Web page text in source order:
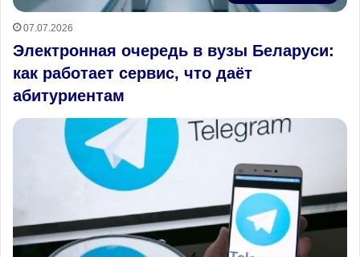
07.07.2026
Электронная очередь в вузы Беларуси:
как работает сервис, что даёт
абитуриентам